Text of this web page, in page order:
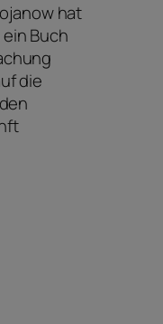
hat
Buch
die